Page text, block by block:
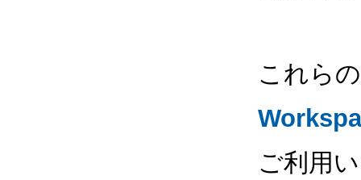
これら
ご利用